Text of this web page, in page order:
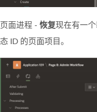
页面进程 - 恢复现在有一个
态 ID 的页面项目。